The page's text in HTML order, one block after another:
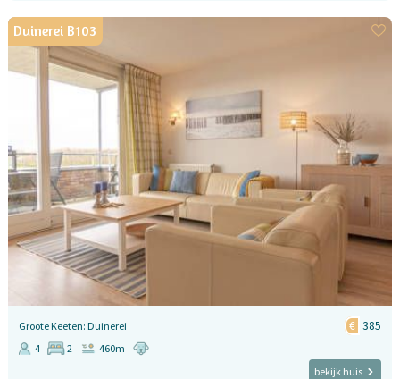
Duinerei B103
Groote Keeten: Duinerei 385
4 2
460m
bekijk huis